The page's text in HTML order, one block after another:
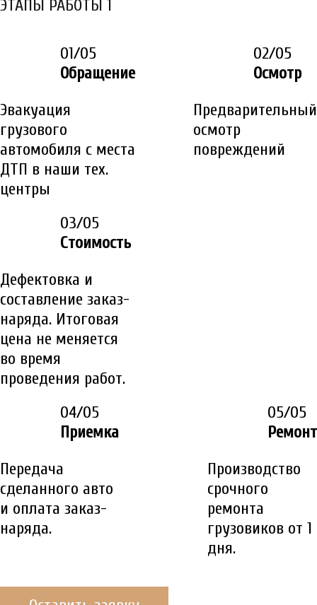
ЭТАПЫ РАБОТЫ 1
01/05
Обращение
Эвакуация
грузового
автомобиля с места
ДТП в наши тех.
центры
02/05
Осмотр
Предварительный
осмотр
повреждений
03/05
Стоимость
Дефектовка и
составление заказ-
наряда. Итоговая
цена не меняется
во время
проведения работ.
04/05
Приемка
Передача
сделанного авто
и оплата заказ-
наряда.
05/05
Ремонт
Производство
срочного
ремонта
грузовиков от 1
дня.